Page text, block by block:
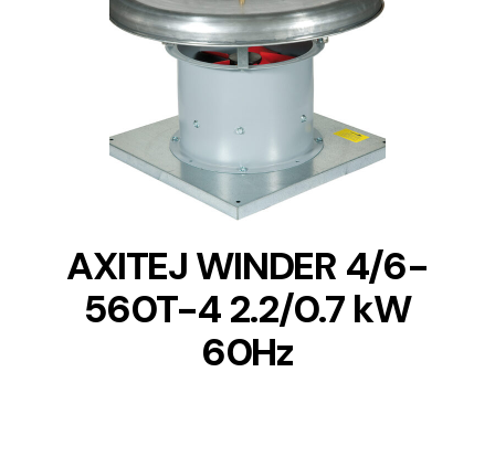
AXITEJ WINDER 4/6-
560T-4 2.2/0.7 kW
60Hz